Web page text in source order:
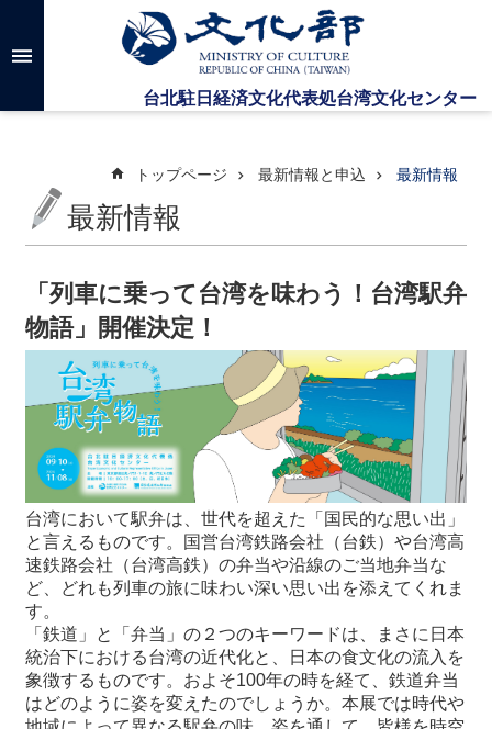
メインのコンテンツブロックにジャンプします
高
検
台
セ
ン
最
新
情
報
申
込
トップページ 最新情報と申込 最新情報
最新情報
「列車に乗って台湾を味わう！台湾駅弁
物語」開催決定！
台湾において駅弁は、世代を超えた「国民的な思い出」
と言えるものです。国営台湾鉄路会社（台鉄）や台湾高
速鉄路会社（台湾高鉄）の弁当や沿線のご当地弁当な
ど、どれも列車の旅に味わい深い思い出を添えてくれま
す。
「鉄道」と「弁当」の２つのキーワードは、まさに日本
統治下における台湾の近代化と、日本の食文化の流入を
象徴するものです。およそ100年の時を経て、鉄道弁当
はどのように姿を変えたのでしょうか。本展では時代や